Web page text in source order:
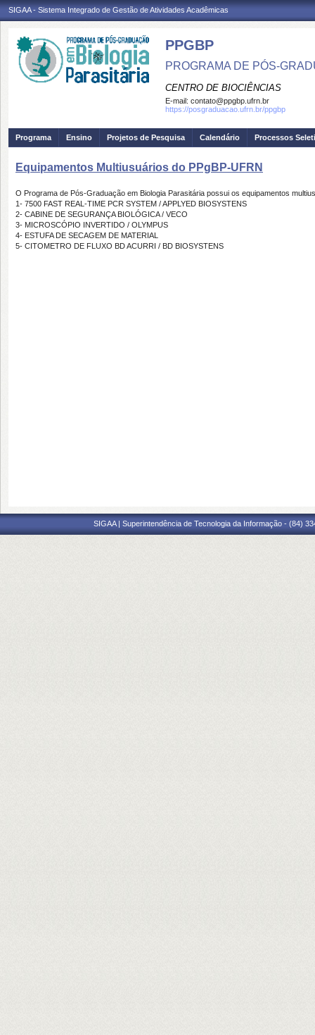
SIGAA - Sistema Integrado de Gestão de Atividades Acadêmicas
PPGBP
PROGRAMA DE PÓS-
CENTRO DE BIOCIÊNCIAS
E-mail: contato@ppgbp.ufrn.br
https://posgraduacao.ufrn.br/ppgbp
Programa Ensino Projetos de Pesquisa Calendário Processos
Equipamentos Multiusuários do PPgBP-UFRN
O Programa de Pós-Graduação em Biologia Parasitária possui os equipamentos
1- 7500 FAST REAL-TIME PCR SYSTEM / APPLYED BIOSYSTENS
2- CABINE DE SEGURANÇA BIOLÓGICA / VECO
3- MICROSCÓPIO INVERTIDO / OLYMPUS
4- ESTUFA DE SECAGEM DE MATERIAL
5- CITOMETRO DE FLUXO BD ACURRI / BD BIOSYSTENS
SIGAA | Superintendência de Tecnologia da Informação - (84)